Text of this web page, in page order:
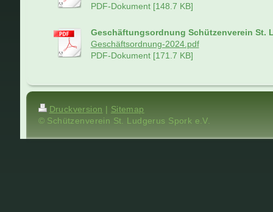
PDF-Dokument [148.7 KB]
Geschäftungsordnung Schützenverein St.
Geschäftsordnung-2024.pdf
PDF-Dokument [171.7 KB]
Druckversion | Sitemap
© Schützenverein St. Ludgerus Spork e.V.